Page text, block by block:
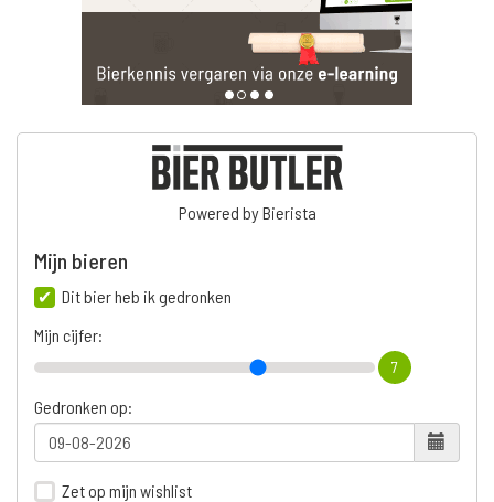
Powered by Bierista
Mijn bieren
Dit bier heb ik gedronken
Mijn cijfer:
7
Gedronken op:
Zet op mijn wishlist